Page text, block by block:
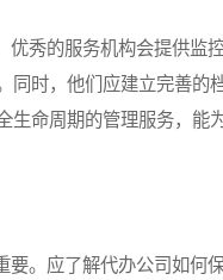
秀的服务机构会提供监
时，他们应建立完善的
命周期的管理服务，能
。应了解代办公司如何